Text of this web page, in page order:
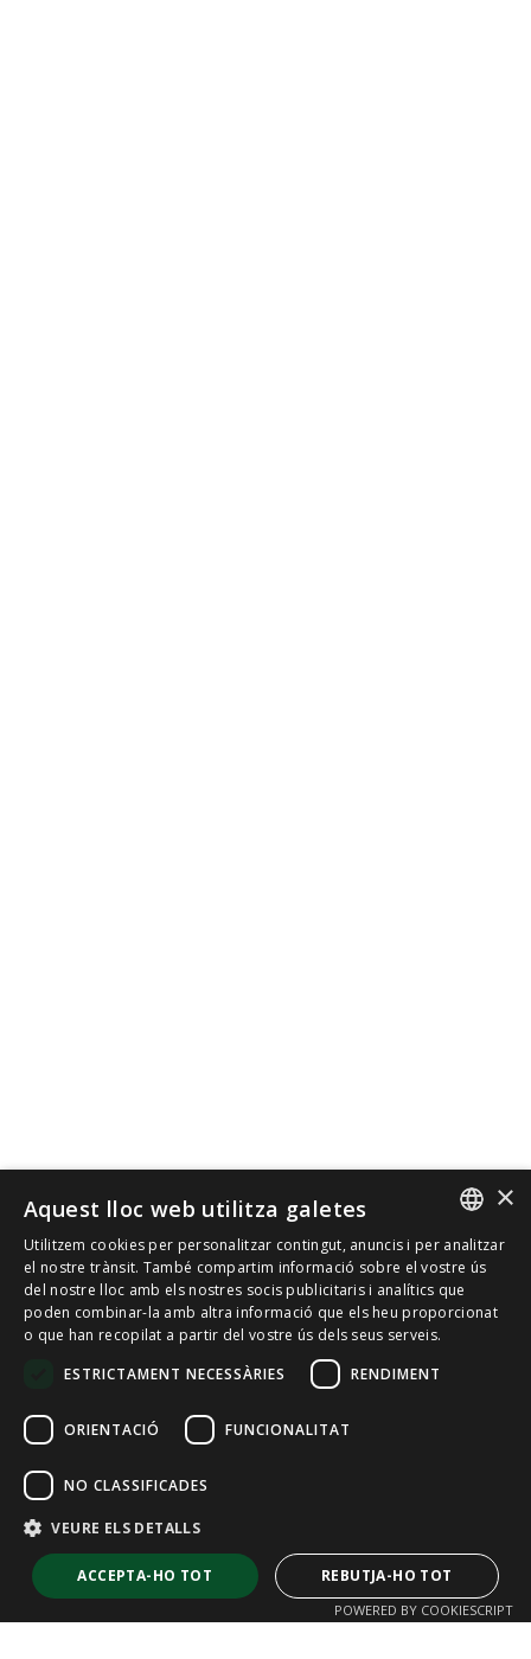
SPANISH
CAT
×
Aquest lloc web utilitza galetes
Utilitzem cookies per personalitzar contingut, anuncis i per analitzar
el nostre trànsit. També compartim informació sobre el vostre ús
del nostre lloc amb els nostres socis publicitaris i analítics que
poden combinar-la amb altra informació que els heu proporcionat
o que han recopilat a partir del vostre ús dels seus serveis.
ESTRICTAMENT NECESSÀRIES
RENDIMENT
ORIENTACIÓ FUNCIONALITAT
NO CLASSIFICADES
VEURE ELS DETALLS
ACCEPTA-HO TOT REBUTJA-HO TOT
POWERED BY COOKIESCRIPT